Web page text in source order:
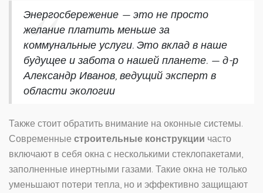
Энергосбережение — это не просто
желание платить меньше за
коммунальные услуги. Это вклад в наше
будущее и забота о нашей планете. — д-р
Александр Иванов, ведущий эксперт в
области экологии
Также стоит обратить внимание на оконные системы.
Современные строительные конструкции часто
включают в себя окна с несколькими стеклопакетами,
заполненные инертными газами. Такие окна не только
уменьшают потери тепла, но и эффективно защищают